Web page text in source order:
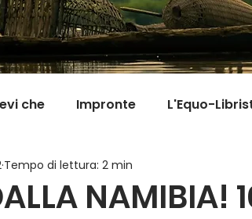
che Impronte L'Equo-
I Viaggi della Tarta
NAMIBIA!
Tempo di lettura: 2 min